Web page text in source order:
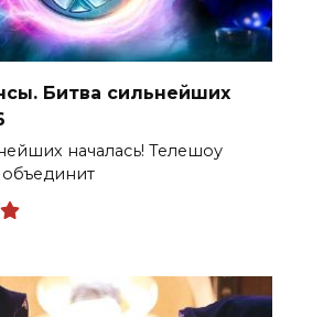
Битва сильнейших
началась! Телешоу